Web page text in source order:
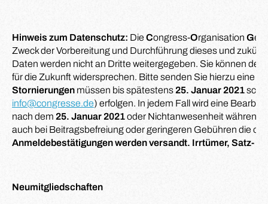
Hinweis zum Datenschutz: Die Congress-Organisation G
Zweck der Vorbereitung und Durchführung dieses und
Daten werden nicht an Dritte weitergegeben. Sie können
für die Zukunft widersprechen. Bitte senden Sie hierzu eine
Stornierungen müssen bis spätestens 25. Januar 2021
info@congresse.de) erfolgen. In jedem Fall wird eine
nach dem 25. Januar 2021oder Nichtanwesenheit während
auch bei Beitragsbefreiung oder geringeren Gebühren die o.
Anmeldebestätigungen werden versandt. Irrtümer, Satz-
Neumitgliedschaften